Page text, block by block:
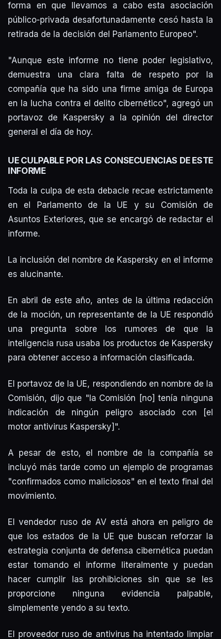
forma en que llevamos a cabo esta asociación
público-privada desafortunadamente cesó hasta la
retirada de la decisión del Parlamento Europeo".
"Aunque este informe no tiene poder legislativo,
demuestra una clara falta de respeto por la
compañía que ha sido una firme amiga de Europa
en la lucha contra el delito cibernético", agregó un
portavoz de Kaspersky a la opinión del director
general el día de hoy.
UE CULPABLE POR LAS CONSECUENCIAS DE ESTE
INFORME
Toda la culpa de esta debacle recae estrictamente
en el Parlamento de la UE y su Comisión de
Asuntos Exteriores, que se encargó de redactar el
informe.
La inclusión del nombre de Kaspersky en el informe
es alucinante.
En abril de este año, antes de la última redacción
de la moción, un representante de la UE respondió
una pregunta sobre los rumores de que la
inteligencia rusa usaba los productos de Kaspersky
para obtener acceso a información clasificada.
El portavoz de la UE, respondiendo en nombre de la
Comisión, dijo que "la Comisión [no] tenía ninguna
indicación de ningún peligro asociado con [el
motor antivirus Kaspersky]".
A pesar de esto, el nombre de la compañía se
incluyó más tarde como un ejemplo de programas
"confirmados como maliciosos" en el texto final del
movimiento.
El vendedor ruso de AV está ahora en peligro de
que los estados de la UE que buscan reforzar la
estrategia conjunta de defensa cibernética puedan
estar tomando el informe literalmente y puedan
hacer cumplir las prohibiciones sin que se les
proporcione ninguna evidencia palpable,
simplemente yendo a su texto.
El proveedor ruso de antivirus ha intentado limpiar